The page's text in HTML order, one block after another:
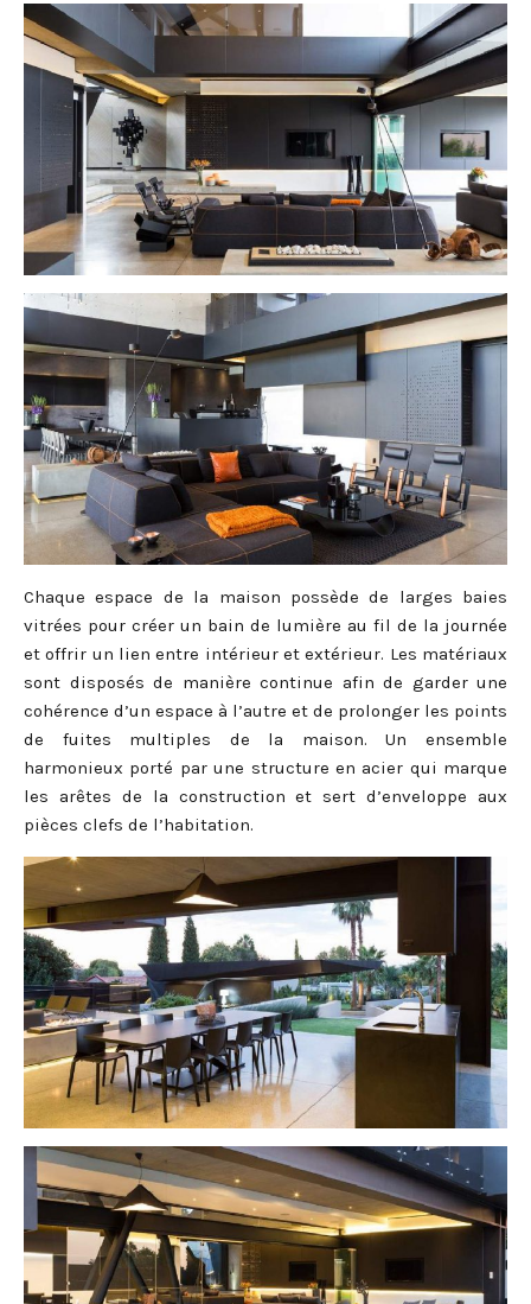
Chaque espace de la maison possède de larges baies
vitrées pour créer un bain de lumière au fil de la journée
et offrir un lien entre intérieur et extérieur. Les matériaux
sont disposés de manière continue afin de garder une
cohérence d’un espace à l’autre et de prolonger les points
de fuites multiples de la maison. Un ensemble
harmonieux porté par une structure en acier qui marque
les arêtes de la construction et sert d’enveloppe aux
pièces clefs de l’habitation.